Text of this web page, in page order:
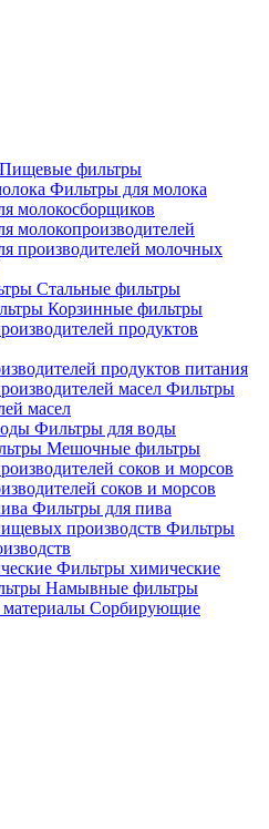
Пищевые фильтры
Фильтры для молока
молокосборщиков
молокопроизводителей
производителей молочных
Стальные фильтры
Корзинные фильтры
продуктов питания
Фильтры
масел
Фильтры для воды
Мешочные фильтры
соков и морсов
Фильтры для пива
Фильтры
Фильтры химические
Намывные фильтры
Сорбирующие